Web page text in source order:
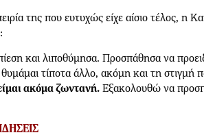
της που ευτυχώς είχε αίσιο τέλος, η
και λιποθύμησα. Προσπάθησα να
τίποτα άλλο, ακόμη και τη στιγμή
ακόμα ζωντανή. Εξακολουθώ να